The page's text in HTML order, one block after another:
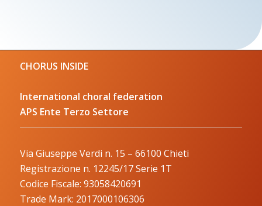
CHORUS INSIDE
International choral federation
APS Ente Terzo Settore
Via Giuseppe Verdi n. 15 – 66100 Chieti
Registrazione n. 12245/17 Serie 1T
Codice Fiscale: 93058420691
Trade Mark: 2017000106306